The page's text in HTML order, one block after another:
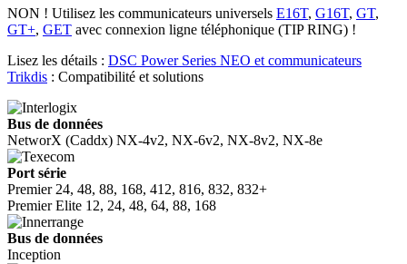
NON ! Utilisez les communicateurs universels E16T, G16T, GT,
GT+, GET avec connexion ligne téléphonique (TIP RING) !
Lisez les détails : DSC Power Series NEO et communicateurs
Trikdis : Compatibilité et solutions
Bus de données
NetworX (Caddx) NX-4v2, NX-6v2, NX-8v2, NX-8e
Port série
Premier 24, 48, 88, 168, 412, 816, 832, 832+
Premier Elite 12, 24, 48, 64, 88, 168
Bus de données
Inception